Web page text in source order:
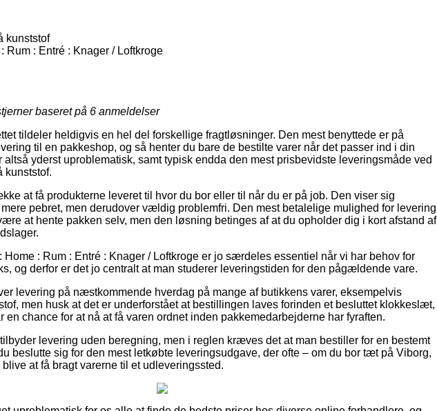
kunststof
Rum : Entré : Knager / Loftkroge
baseret på 6 anmeldelser
tildeler heldigvis en hel del forskellige fragtløsninger. Den mest benyttede er på
til en pakkeshop, og så henter du bare de bestilte varer når det passer ind i din
altså yderst uproblematisk, samt typisk endda den mest prisbevidste leveringsmåde ved
kunststof.
at få produkterne leveret til hvor du bor eller til når du er på job. Den viser sig
pebret, men derudover vældig problemfri. Den mest betalelige mulighed for levering
at hente pakken selv, men den løsning betinges af at du opholder dig i kort afstand af
Home : Rum : Entré : Knager / Loftkroge er jo særdeles essentiel når vi har behov for
og derfor er det jo centralt at man studerer leveringstiden for den pågældende vare.
levering på næstkommende hverdag på mange af butikkens varer, eksempelvis
men husk at det er underforstået at bestillingen laves forinden et besluttet klokkeslæt,
en chance for at nå at få varen ordnet inden pakkemedarbejderne har fyraften.
levering uden beregning, men i reglen kræves det at man bestiller for en bestemt
beslutte sig for den mest letkøbte leveringsudgave, der ofte – om du bor tæt på Viborg,
blive at få bragt varerne til et udleveringssted.